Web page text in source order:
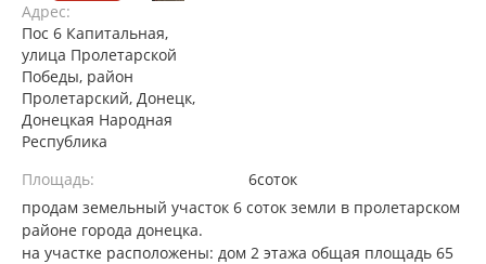
Адрес:
Пос 6 Капитальная,
улица Пролетарской
Победы, район
Пролетарский, Донецк,
Донецкая Народная
Республика
Площадь:
6соток
продам земельный участок 6 соток земли в пролетарском
районе города донецка.
на участке расположены: дом 2 этажа общая площадь 65